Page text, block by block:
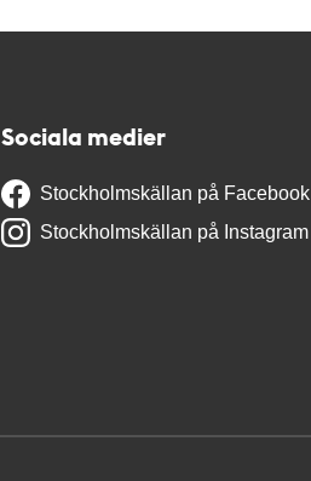
Sociala medier
Stockholmskällan på Facebook
Stockholmskällan på Instagram